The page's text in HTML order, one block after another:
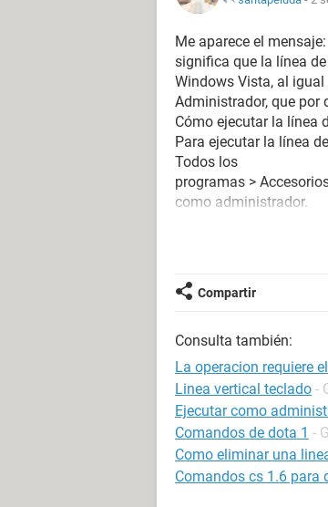
Me aparece el
significa que la línea
Windows Vista, al igual
Administrador, que por
Cómo ejecutar la línea
Para ejecutar la línea
Todos los
programas >
como administrador.
Y ya no sé seguir .
Alguien puede
Gracias
Compartir
Consulta también:
La operacion requiere
Linea vertical teclado -
Ejecutar como
Comandos de dota 1 -
Como eliminar una
Comandos cs 1.6 para